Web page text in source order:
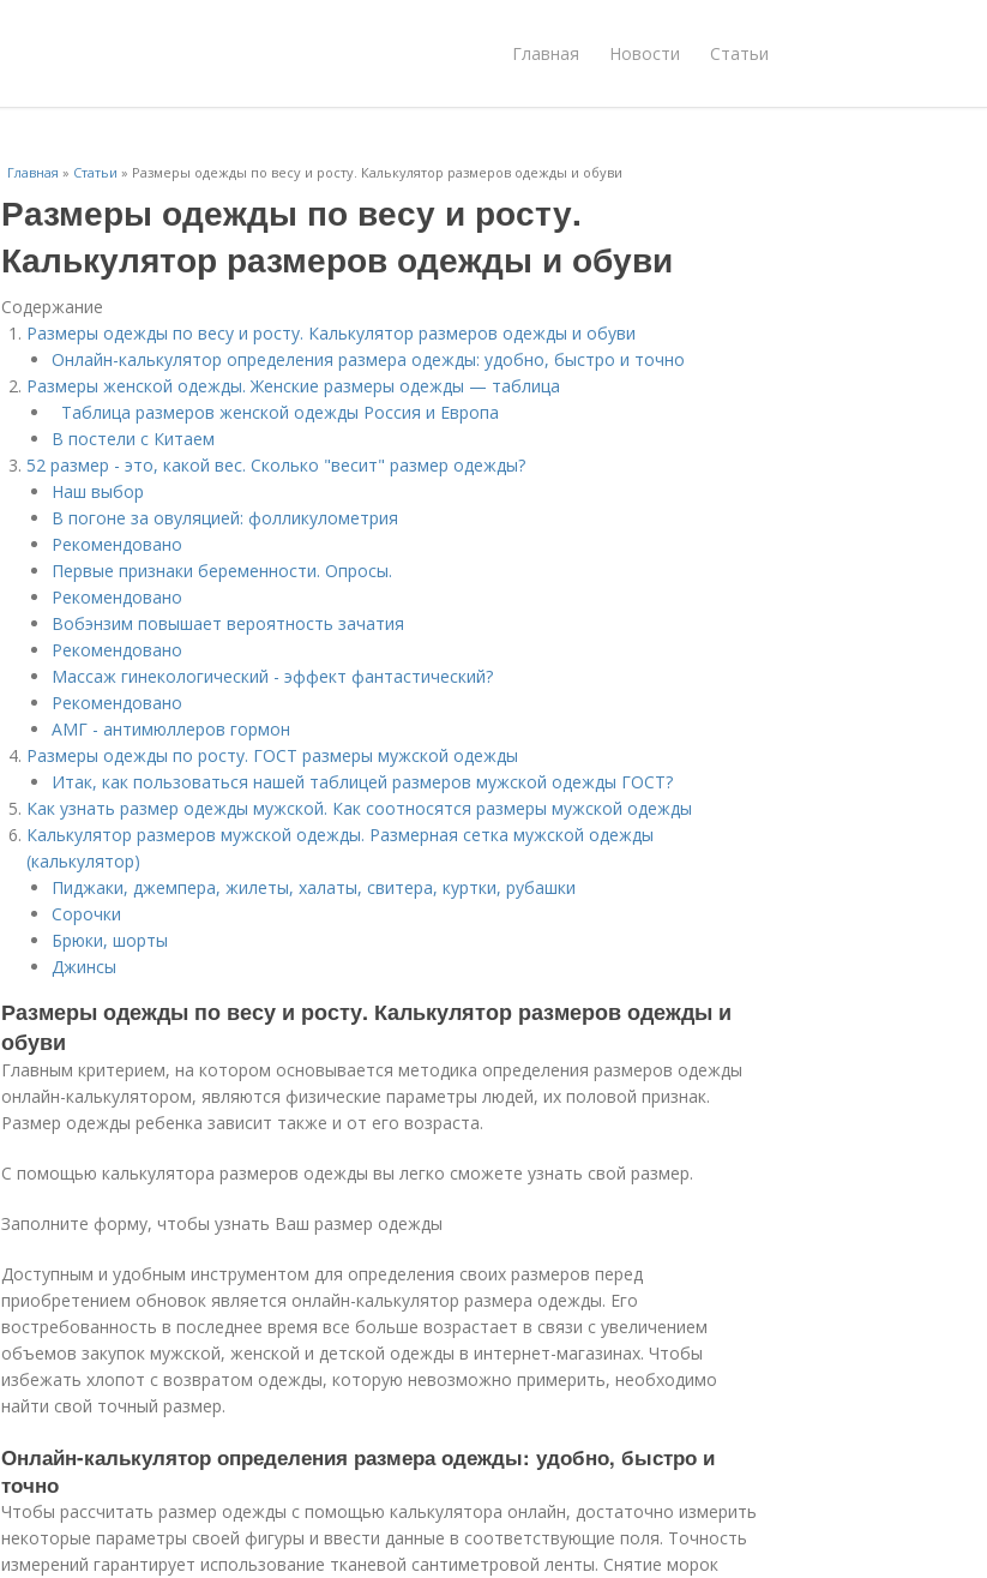
Главная Новости Статьи
Главная » Статьи » Размеры одежды по весу и росту. Калькулятор размеров одежды и обуви
Размеры одежды по весу и росту.
Калькулятор размеров одежды и обуви
Содержание
Размеры одежды по весу и росту. Калькулятор размеров одежды и обуви
Онлайн-калькулятор определения размера одежды: удобно, быстро и точно
Размеры женской одежды. Женские размеры одежды — таблица
Таблица размеров женской одежды Россия и Европа
В постели с Китаем
52 размер - это, какой вес. Сколько "весит" размер одежды?
Наш выбор
В погоне за овуляцией: фолликулометрия
Рекомендовано
Первые признаки беременности. Опросы.
Рекомендовано
Вобэнзим повышает вероятность зачатия
Рекомендовано
Массаж гинекологический - эффект фантастический?
Рекомендовано
АМГ - антимюллеров гормон
Размеры одежды по росту. ГОСТ размеры мужской одежды
Итак, как пользоваться нашей таблицей размеров мужской одежды ГОСТ?
Как узнать размер одежды мужской. Как соотносятся размеры мужской одежды
Калькулятор размеров мужской одежды. Размерная сетка мужской одежды
(калькулятор)
Пиджаки, джемпера, жилеты, халаты, свитера, куртки, рубашки
Сорочки
Брюки, шорты
Джинсы
Размеры одежды по весу и росту. Калькулятор размеров одежды и
обуви
Главным критерием, на котором основывается методика определения размеров одежды
онлайн-калькулятором, являются физические параметры людей, их половой признак.
Размер одежды ребенка зависит также и от его возраста.
С помощью калькулятора размеров одежды вы легко сможете узнать свой размер.
Заполните форму, чтобы узнать Ваш размер одежды
Доступным и удобным инструментом для определения своих размеров перед
приобретением обновок является онлайн-калькулятор размера одежды. Его
востребованность в последнее время все больше возрастает в связи с увеличением
объемов закупок мужской, женской и детской одежды в интернет-магазинах. Чтобы
избежать хлопот с возвратом одежды, которую невозможно примерить, необходимо
найти свой точный размер.
Онлайн-калькулятор определения размера одежды: удобно, быстро и
точно
Чтобы рассчитать размер одежды с помощью калькулятора онлайн, достаточно измерить
некоторые параметры своей фигуры и ввести данные в соответствующие поля. Точность
измерений гарантирует использование тканевой сантиметровой ленты. Снятие морок